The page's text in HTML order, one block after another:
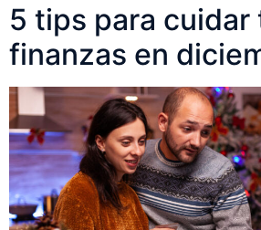
5 tips para cuidar
finanzas en